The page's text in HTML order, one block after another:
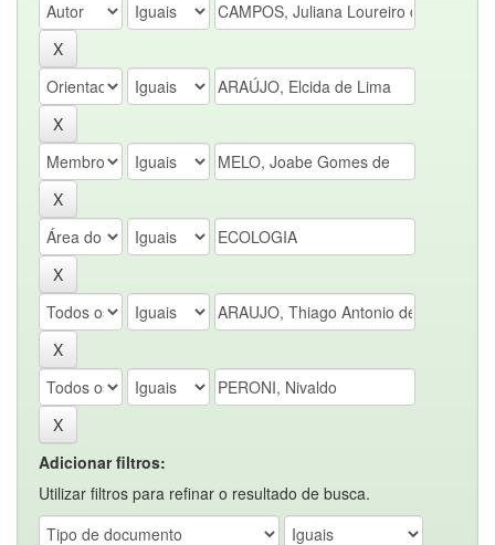
Adicionar filtros:
Utilizar filtros para refinar o resultado de busca.